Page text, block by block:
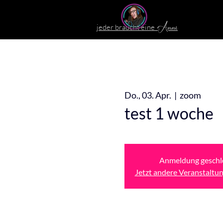
jeder braucht eineAnni
Do., 03. Apr.
  |
zoom
test 1 woche
Anmeldung
Jetzt andere